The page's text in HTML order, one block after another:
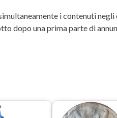
i contenuti
dopo una prima parte di